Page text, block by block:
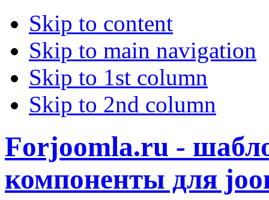
Skip to content
Skip to main navigation
Skip to 1st column
Skip to 2nd column
Forjoomla.ru -
компоненты для